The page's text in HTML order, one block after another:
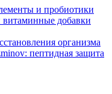
и пробиотики
добавки
организма
пептидная защита